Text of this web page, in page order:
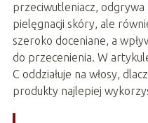
przeciwutleniacz,
pielęgnacji skóry, ale
szeroko doceniane, a
do przecenienia. W
C oddziałuje na włosy,
produkty najlepiej